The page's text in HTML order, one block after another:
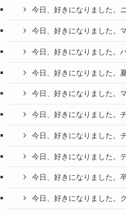
今日、好きになりました。
今日、好きになりました。
今日、好きになりました。
今日、好きになりました。
今日、好きになりました。
今日、好きになりました。
今日、好きになりました。
今日、好きになりました。
今日、好きになりました。
今日、好きになりました。